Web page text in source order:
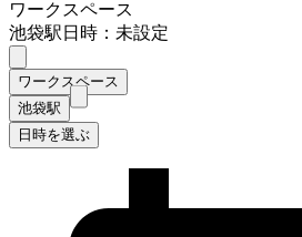
ワークスペース
池袋駅日時：未設定
ワークスペース
池袋駅
日時を選ぶ